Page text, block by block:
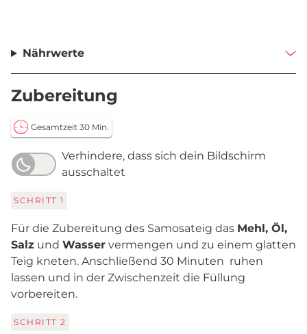
Nährwerte
Zubereitung
Gesamtzeit 30 Min.
Verhindere, dass sich dein Bildschirm
ausschaltet
SCHRITT 1
Für die Zubereitung des Samosateig das Mehl, Öl,
Salz und Wasser vermengen und zu einem glatten
Teig kneten. Anschließend 30 Minuten ruhen
lassen und in der Zwischenzeit die Füllung
vorbereiten.
SCHRITT 2